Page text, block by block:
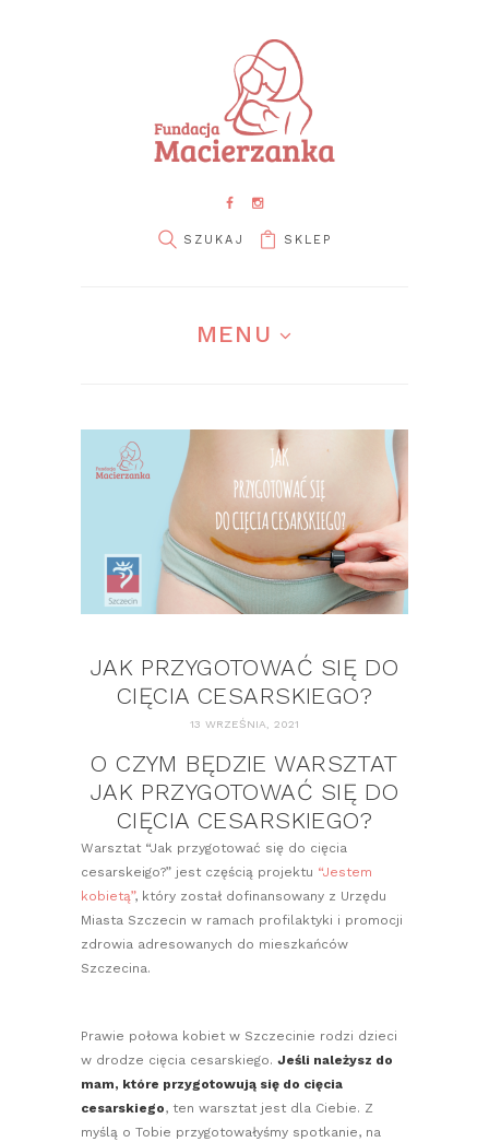
SKLEP
MENU
JAK PRZYGOTOWAĆ SIĘ DO
CIĘCIA CESARSKIEGO?
13 WRZEŚNIA, 2021
O CZYM BĘDZIE WARSZTAT
JAK PRZYGOTOWAĆ SIĘ DO
CIĘCIA CESARSKIEGO?
Warsztat “Jak przygotować się do cięcia
cesarskeigo?” jest częścią projektu “Jestem
kobietą”, który został dofinansowany z Urzędu
Miasta Szczecin w ramach profilaktyki i promocji
zdrowia adresowanych do mieszkańców
Szczecina.
Prawie połowa kobiet w Szczecinie rodzi dzieci
w drodze cięcia cesarskiego. Jeśli należysz do
mam, które przygotowują się do cięcia
cesarskiego, ten warsztat jest dla Ciebie. Z
myślą o Tobie przygotowałyśmy spotkanie, na